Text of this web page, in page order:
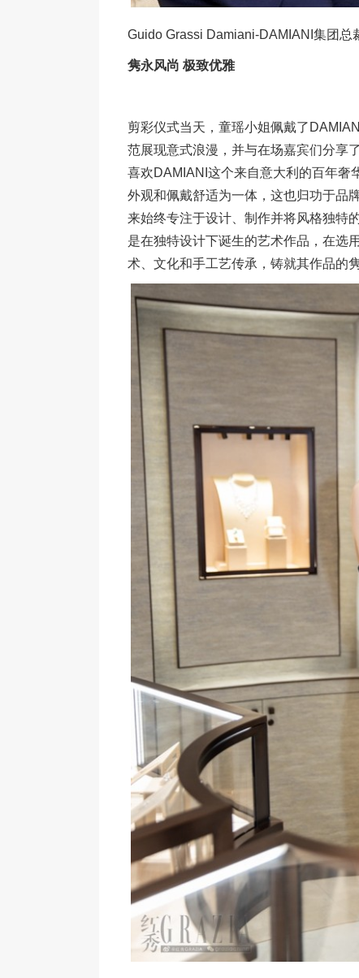
Guido Grassi Damiani-DAMIANI集团总
隽永风尚 极致优雅
剪彩仪式当天，童瑶小姐佩戴了
范展现意式浪漫，并与在场嘉宾们分享
喜欢DAMIANI这个来自意大利的百年奢
外观和佩戴舒适为一体，这也归功于品
来始终专注于设计、制作并将风格独特
是在独特设计下诞生的艺术作品，在选
术、文化和手工艺传承，铸就其作品的